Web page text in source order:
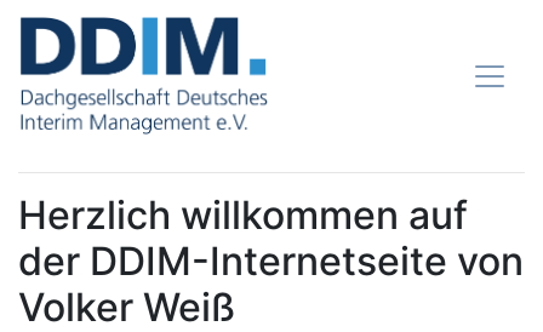
Herzlich willkommen auf
der DDIM-Internetseite von
Volker Weiß